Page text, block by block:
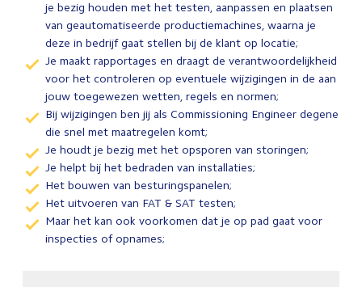
je bezig houden met het testen, aanpassen en plaatsen
van geautomatiseerde productiemachines, waarna je
deze in bedrijf gaat stellen bij de klant op locatie;
Je maakt rapportages en draagt de verantwoordelijkheid
voor het controleren op eventuele wijzigingen in de aan
jouw toegewezen wetten, regels en normen;
Bij wijzigingen ben jij als Commissioning Engineer degene
die snel met maatregelen komt;
Je houdt je bezig met het opsporen van storingen;
Je helpt bij het bedraden van installaties;
Het bouwen van besturingspanelen;
Het uitvoeren van FAT & SAT testen;
Maar het kan ook voorkomen dat je op pad gaat voor
inspecties of opnames;